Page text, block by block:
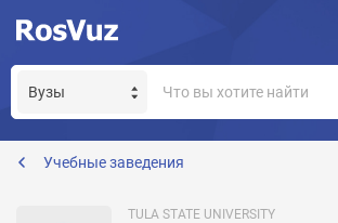
Учебные заведения
TULA STATE UNIVERSITY